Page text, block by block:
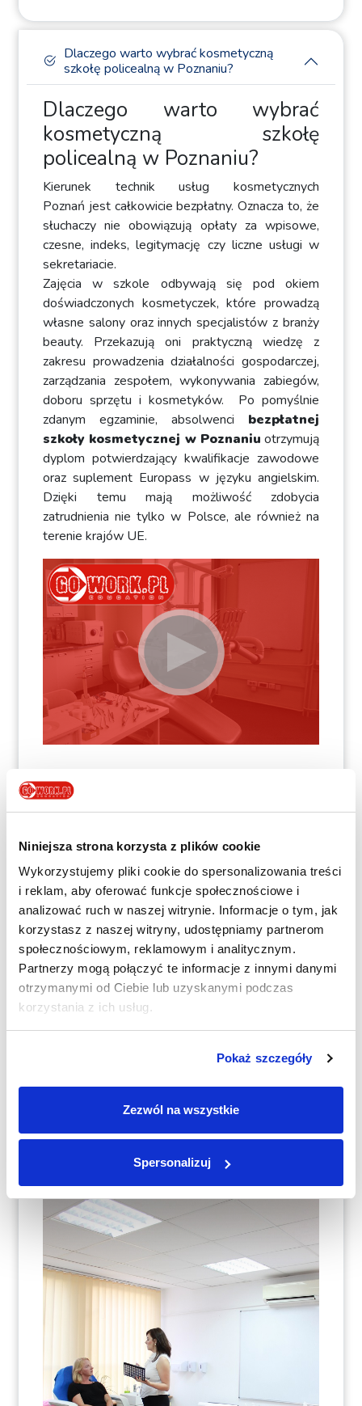
Niniejsza strona korzysta z plików cookie
Wykorzystujemy pliki cookie do spersonalizowania treści
i reklam, aby oferować funkcje społecznościowe i
analizować ruch w naszej witrynie. Informacje o tym, jak
korzystasz z naszej witryny, udostępniamy partnerom
społecznościowym, reklamowym i analitycznym.
Partnerzy mogą połączyć te informacje z innymi danymi
otrzymanymi od Ciebie lub uzyskanymi podczas
korzystania z ich usług.
Pokaż szczegóły
Zezwól na wszystkie
Spersonalizuj
Dlaczego warto wybrać kosmetyczną
szkołę policealną w Poznaniu?
Dlaczego warto wybrać
kosmetyczną szkołę
policealną w Poznaniu?
Kierunek technik usług kosmetycznych
Poznań jest całkowicie bezpłatny. Oznacza to, że
słuchaczy nie obowiązują opłaty za wpisowe,
czesne, indeks, legitymację czy liczne usługi w
sekretariacie.
Zajęcia w szkole odbywają się pod okiem
doświadczonych kosmetyczek, które prowadzą
własne salony oraz innych specjalistów z branży
beauty. Przekazują oni praktyczną wiedzę z
zakresu prowadzenia działalności gospodarczej,
zarządzania zespołem, wykonywania zabiegów,
doboru sprzętu i kosmetyków. Po pomyślnie
zdanym egzaminie, absolwenci bezpłatnej
szkoły kosmetycznej w Poznaniu otrzymują
dyplom potwierdzający kwalifikacje zawodowe
oraz suplement Europass w języku angielskim.
Dzięki temu mają możliwość zdobycia
zatrudnienia nie tylko w Polsce, ale również na
terenie krajów UE.